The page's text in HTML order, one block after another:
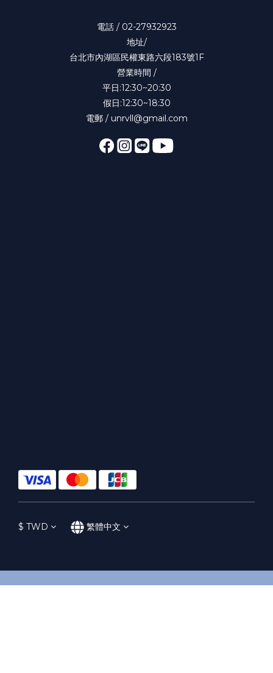
電話 / 02-27932923
地址/
台北市內湖區民權東路六段183號1F
營業時間 /
平日:12:30~20:30
假日:12:30~18:30
電郵 / unrvll@gmail.com
$ TWD 繁體中文